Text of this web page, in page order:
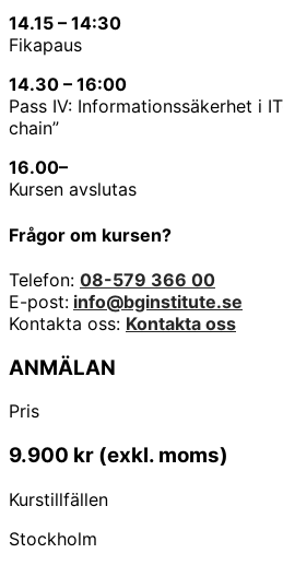
14.15 – 14:30
Fikapaus
14.30 – 16:00
Pass IV: Informationssäkerhet i
chain”
16.00–
Kursen avslutas
Frågor om kursen?
Telefon: 08-579 366 00
E-post: info@bginstitute.se
Kontakta oss: Kontakta oss
ANMÄLAN
Pris
9.900 kr (exkl. moms)
Kurstillfällen
Stockholm